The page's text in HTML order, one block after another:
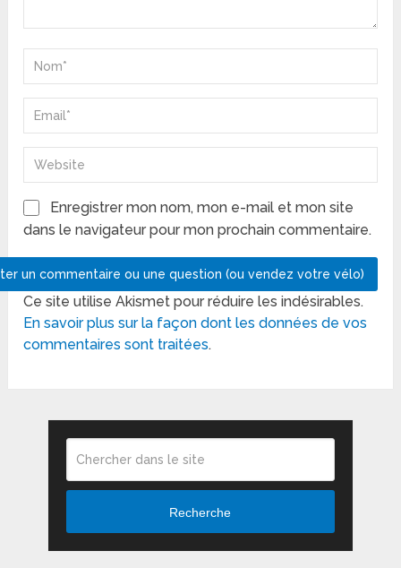
Enregistrer mon nom, mon e-mail et mon site
dans le navigateur pour mon prochain commentaire.
Ce site utilise Akismet pour réduire les indésirables.
En savoir plus sur la façon dont les données de vos
commentaires sont traitées.
Recherche